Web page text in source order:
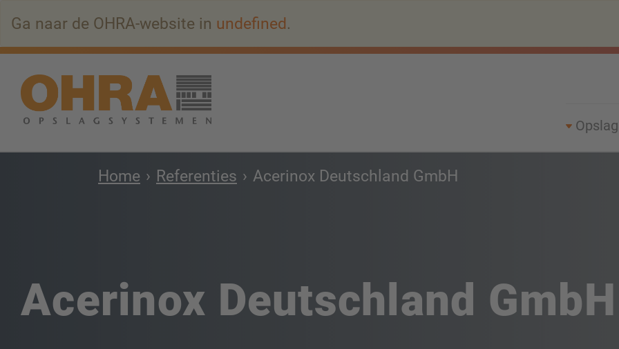
Ga naar de OHRA-website in undefined.
Home Referenties Acerinox Deutschland GmbH
Acerinox Deutschland GmbH